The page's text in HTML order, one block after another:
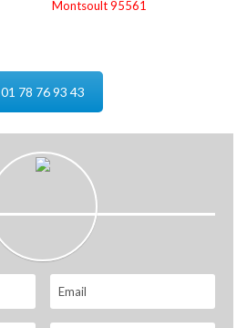
Montsoult 95561
01 78 76 93 43